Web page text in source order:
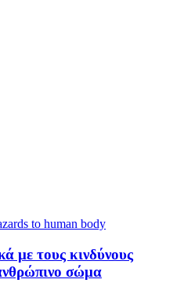
με τους κινδύνους
σώμα